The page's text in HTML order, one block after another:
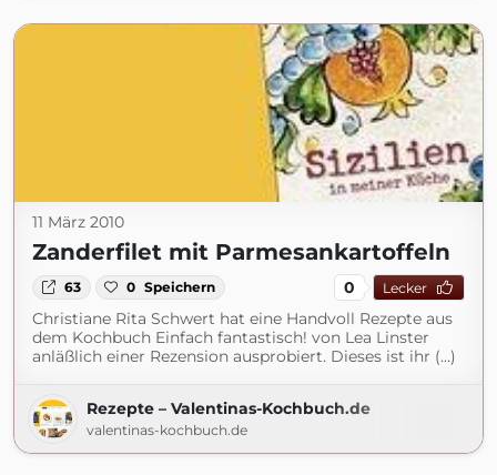
11 März 2010
Zanderfilet mit Parmesankartoffeln
63 0 Speichern 0 Lecker
Christiane Rita Schwert hat eine Handvoll Rezepte aus
dem Kochbuch Einfach fantastisch! von Lea Linster
anläßlich einer Rezension ausprobiert. Dieses ist ihr (...)
Rezepte – Valentinas-Kochbuch.de
valentinas-kochbuch.de